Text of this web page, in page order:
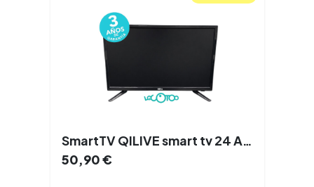
SmartTV QILIVE smart tv 24 Android 2 GB
50,90€